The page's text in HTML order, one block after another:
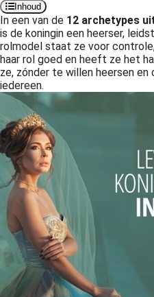
Inhoud
In een van de 12 archetypes
is de koningin een heerser,
rolmodel staat ze voor
haar rol goed en heeft ze het
ze, zónder te willen heersen
iedereen.